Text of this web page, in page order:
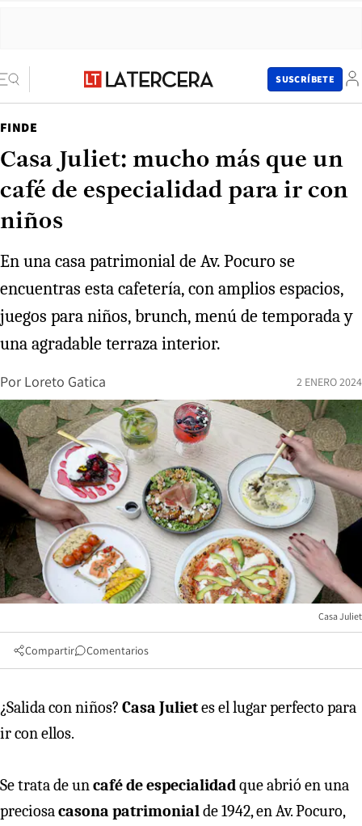
SUSCRÍBETE
FINDE
Casa Juliet: mucho más que un
café de especialidad para ir con
niños
En una casa patrimonial de Av. Pocuro se
encuentras esta cafetería, con amplios espacios,
juegos para niños, brunch, menú de temporada y
una agradable terraza interior.
Por Loreto Gatica 2 ENERO 2024
Casa Juliet
Compartir Comentarios
¿Salida con niños? Casa Julietes el lugar perfecto para
ir con ellos.
Se trata de uncafé de especialidadque abrió en una
preciosacasona patrimonialde 1942, en Av. Pocuro,